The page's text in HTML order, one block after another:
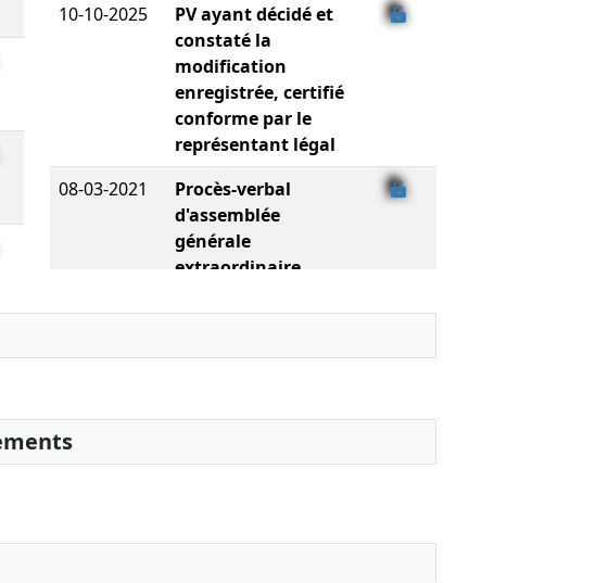
10-10-2025
PV ayant décidé et
constaté la
modification
enregistrée, certifié
conforme par le
représentant légal
08-03-2021
Procès-verbal
d'assemblée
générale
extraordinaire,
Extension de l'objet
Statuts mis à jour